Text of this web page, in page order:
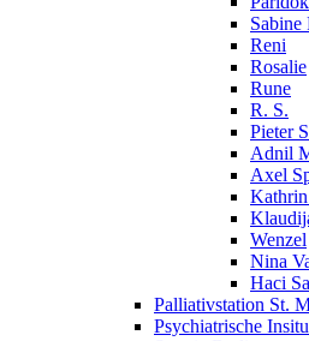
Sabine
Reni
Rosalie
Rune
R. S.
Pieter
Adnil
Axel
Kathrin
Wenzel
Nina
Haci
Palliativstation St.
Psychiatrische